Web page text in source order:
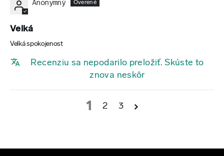
Anonymný
Velká
Velká spokojenost
Recenziu sa nepodarilo preložiť. Skúste to
znova neskôr
1 2 3